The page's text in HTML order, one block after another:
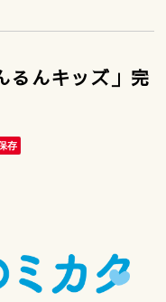
るんキッズ」完
存